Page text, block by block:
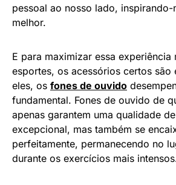
pessoal ao nosso lado,
melhor.
E para maximizar essa experiência
esportes, os acessórios certos são
eles, os fones de ouvido
fundamental. Fones de ouvido de
apenas garantem uma qualidade
excepcional, mas também se
perfeitamente, permanecendo no
durante os exercícios mais